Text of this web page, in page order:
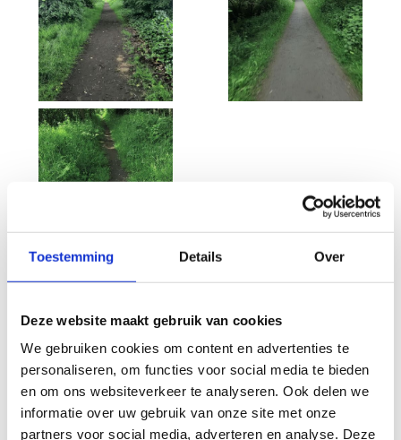
Toestemming Details Over
Deze website maakt gebruik van cookies
We gebruiken cookies om content en advertenties te
personaliseren, om functies voor social media te bieden
en om ons websiteverkeer te analyseren. Ook delen we
informatie over uw gebruik van onze site met onze
partners voor social media, adverteren en analyse. Deze
Wat vond je van deze route?
Jouw beoordeling helpt de kwaliteit van de routes in kaart
te brengen en andere mountainbikers te leiden naar de